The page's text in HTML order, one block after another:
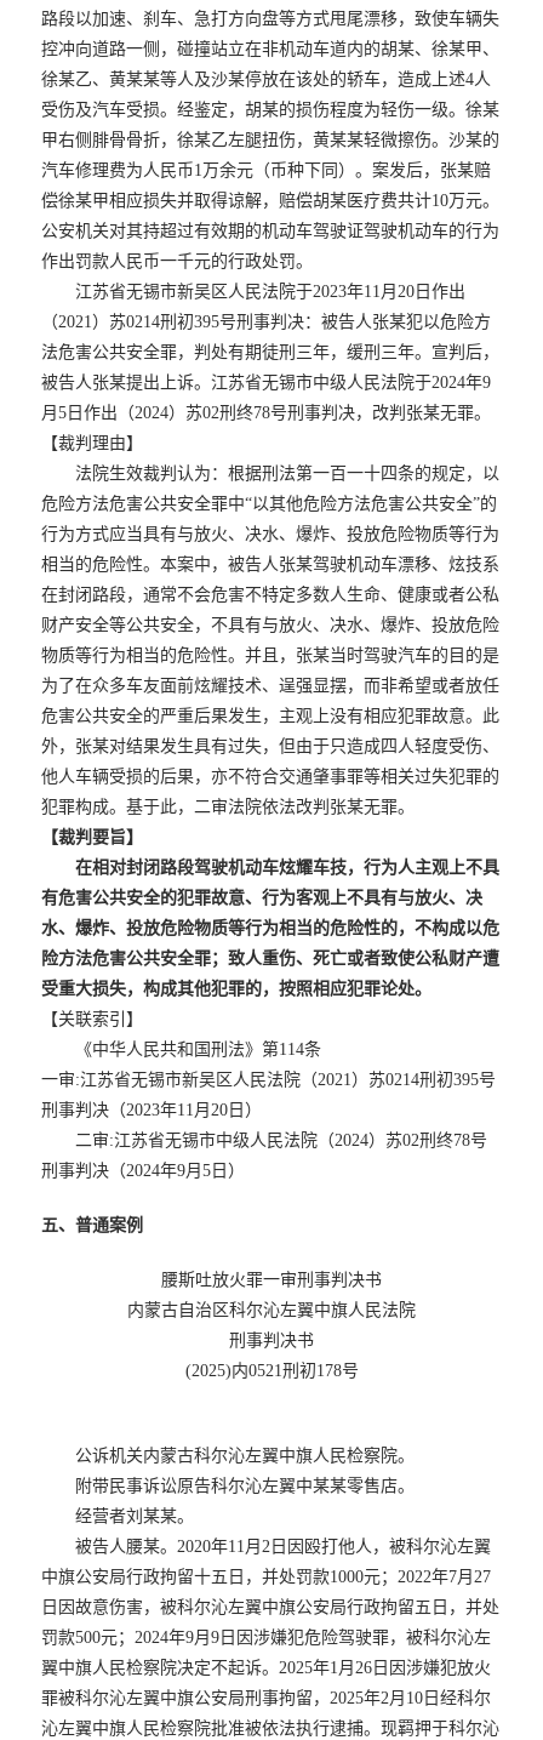
路段以加速、刹车、急打方向盘等方式甩尾漂移，致使车辆失
控冲向道路一侧，碰撞站立在非机动车道内的胡某、徐某甲、
徐某乙、黄某某等人及沙某停放在该处的轿车，造成上述4人
受伤及汽车受损。经鉴定，胡某的损伤程度为轻伤一级。徐某
甲右侧腓骨骨折，徐某乙左腿扭伤，黄某某轻微擦伤。沙某的
汽车修理费为人民币1万余元（币种下同）。案发后，张某赔
偿徐某甲相应损失并取得谅解，赔偿胡某医疗费共计10万元。
公安机关对其持超过有效期的机动车驾驶证驾驶机动车的行为
作出罚款人民币一千元的行政处罚。
江苏省无锡市新吴区人民法院于2023年11月20日作出
（2021）苏0214刑初395号刑事判决：被告人张某犯以危险方
法危害公共安全罪，判处有期徒刑三年，缓刑三年。宣判后，
被告人张某提出上诉。江苏省无锡市中级人民法院于2024年9
月5日作出（2024）苏02刑终78号刑事判决，改判张某无罪。
【裁判理由】
法院生效裁判认为：根据刑法第一百一十四条的规定，以
危险方法危害公共安全罪中“以其他危险方法危害公共安全”的
行为方式应当具有与放火、决水、爆炸、投放危险物质等行为
相当的危险性。本案中，被告人张某驾驶机动车漂移、炫技系
在封闭路段，通常不会危害不特定多数人生命、健康或者公私
财产安全等公共安全，不具有与放火、决水、爆炸、投放危险
物质等行为相当的危险性。并且，张某当时驾驶汽车的目的是
为了在众多车友面前炫耀技术、逞强显摆，而非希望或者放任
危害公共安全的严重后果发生，主观上没有相应犯罪故意。此
外，张某对结果发生具有过失，但由于只造成四人轻度受伤、
他人车辆受损的后果，亦不符合交通肇事罪等相关过失犯罪的
犯罪构成。基于此，二审法院依法改判张某无罪。
【裁判要旨】
在相对封闭路段驾驶机动车炫耀车技，行为人主观上不具
有危害公共安全的犯罪故意、行为客观上不具有与放火、决
水、爆炸、投放危险物质等行为相当的危险性的，不构成以危
险方法危害公共安全罪；致人重伤、死亡或者致使公私财产遭
受重大损失，构成其他犯罪的，按照相应犯罪论处。
【关联索引】
《中华人民共和国刑法》第114条
一审:江苏省无锡市新吴区人民法院（2021）苏0214刑初395号
刑事判决（2023年11月20日）
二审:江苏省无锡市中级人民法院（2024）苏02刑终78号
刑事判决（2024年9月5日）
五、普通案例
腰斯吐放火罪一审刑事判决书
内蒙古自治区科尔沁左翼中旗人民法院
刑事判决书
(2025)内0521刑初178号
公诉机关内蒙古科尔沁左翼中旗人民检察院。
附带民事诉讼原告科尔沁左翼中某某零售店。
经营者刘某某。
被告人腰某。2020年11月2日因殴打他人，被科尔沁左翼
中旗公安局行政拘留十五日，并处罚款1000元；2022年7月27
日因故意伤害，被科尔沁左翼中旗公安局行政拘留五日，并处
罚款500元；2024年9月9日因涉嫌犯危险驾驶罪，被科尔沁左
翼中旗人民检察院决定不起诉。2025年1月26日因涉嫌犯放火
罪被科尔沁左翼中旗公安局刑事拘留，2025年2月10日经科尔
沁左翼中旗人民检察院批准被依法执行逮捕。现羁押于科尔沁